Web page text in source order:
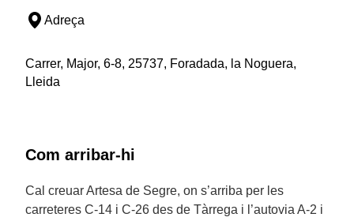
Adreça
Carrer, Major, 6-8, 25737, Foradada, la Noguera,
Lleida
Com arribar-hi
Cal creuar Artesa de Segre, on s’arriba per les
carreteres C-14 i C-26 des de Tàrrega i l’autovia A-2 i